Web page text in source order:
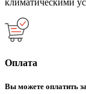
климатическими
Оплата
Вы можете оплатить